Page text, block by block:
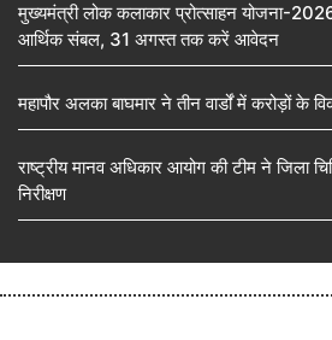
मुख्यमंत्री लोक कलाकार प्रोत्साहन योजना-
आर्थिक संबल, 31 अगस्त तक करें आवेदन
महापौर अलका बाघमार ने तीन वार्डों में करोड़ों के
राष्ट्रीय मानव अधिकार आयोग की टीम ने जिला
निरीक्षण